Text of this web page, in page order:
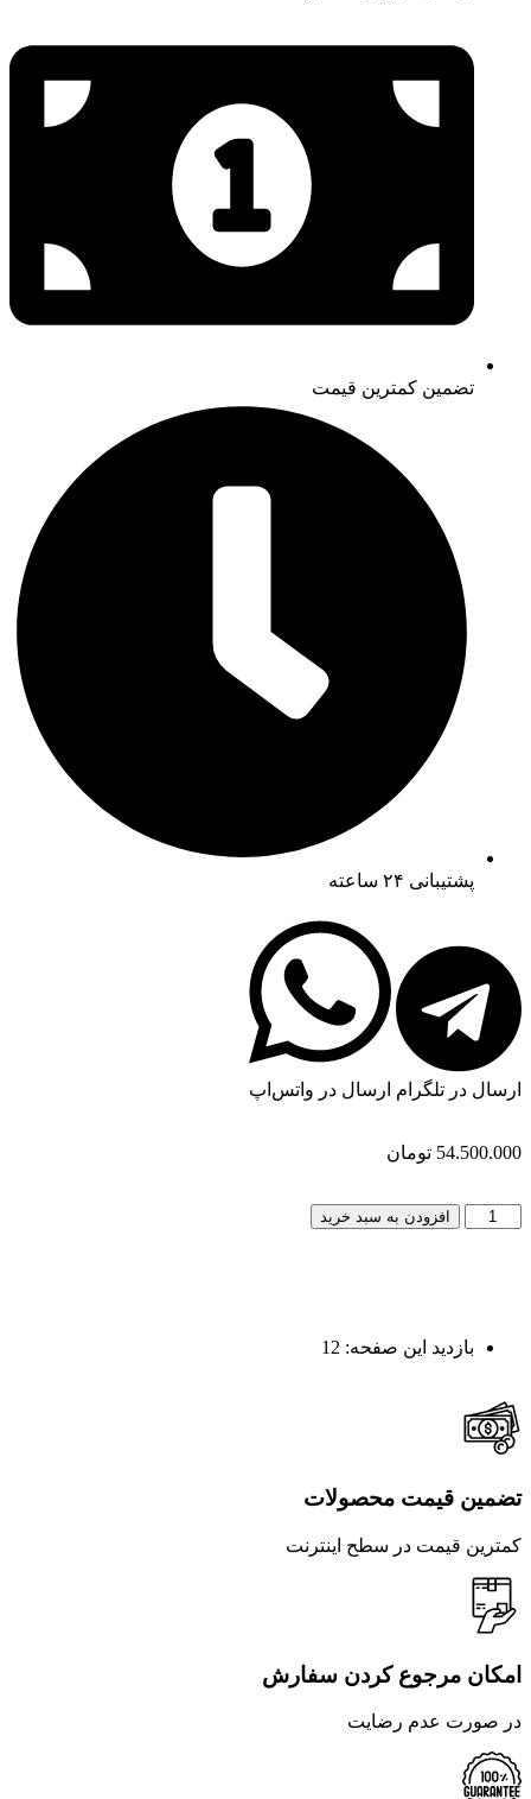
تضمین کمترین قیمت
پشتیبانی ۲۴ ساعته
ارسال در تلگرام ارسال در واتس‌اپ
54.500.000 تومان
افزودن به سبد خرید
بازدید این صفحه: 12
تضمین قیمت محصولات
کمترین قیمت در سطح اینترنت
امکان مرجوع کردن سفارش
در صورت عدم رضایت